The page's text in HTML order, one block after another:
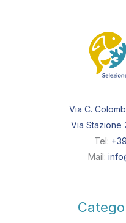
Via C.
Via Stazione
Tel:
Mail: